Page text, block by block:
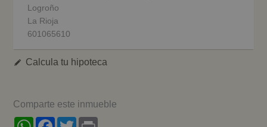
Logroño
La Rioja
601065610
Calcula tu hipoteca
Comparte este inmueble
WhatsAppFacebook
Twitter